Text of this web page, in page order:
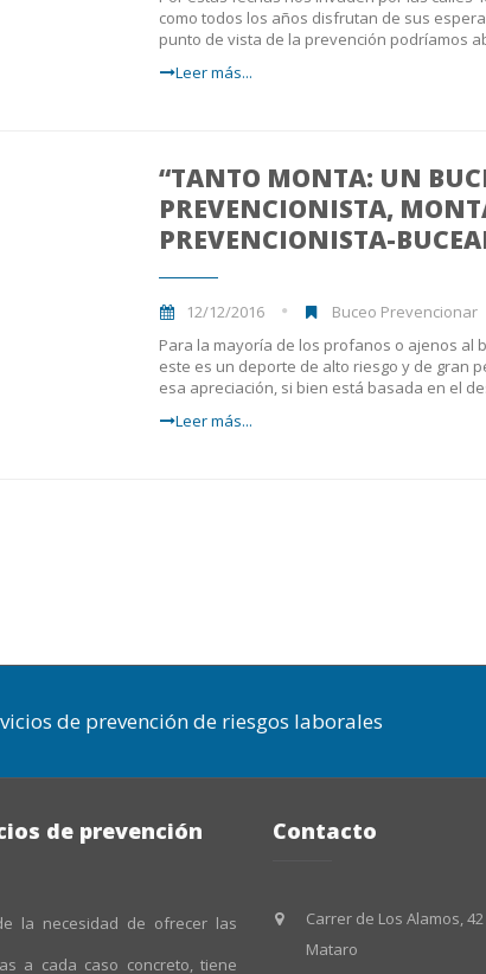
como todos los años disfrutan de sus
punto de vista de la prevención podríamos
Leer más...
“TANTO MONTA: UN
PREVENCIONISTA,
PREVENCIONISTA-
12/12/2016
Buceo Prevencionar
Para la mayoría de los profanos o ajenos
este es un deporte de alto riesgo y de gran
esa apreciación, si bien está basada en el
Leer más...
de prevención de riesgos laborales
de prevención
la necesidad de ofrecer las
a cada caso concreto, tiene
Contacto
Carrer de Los Alamos, 42
Mataro